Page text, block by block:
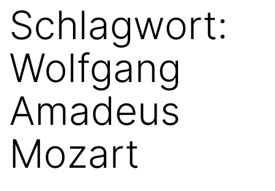
Schlagwort:
Wolfgang
Amadeus
Mozart